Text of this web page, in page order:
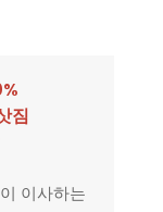
짐
이사하는